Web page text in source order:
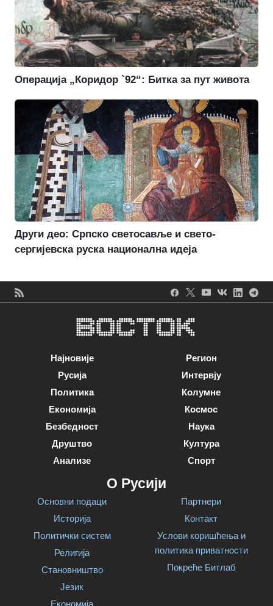
Операција „Коридор `92“: Битка за пут живота
Други део: Српско светосавље и свето-
сергијевска руска национална идеја
Најновије
Русија
Политика
Економија
Безбедност
Друштво
Анализе
Регион
Интервју
Колумне
Космос
Наука
Култура
Спорт
О Русији
Основни подаци
Историја
Политички систем
Религија
Становништво
Језик
Партнери
Контакт
Услови коришћења и
политика приватности
Покреће Битлаб